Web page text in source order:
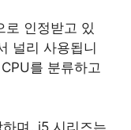
로 인정받고 있
널리 사용됩니
를 분류하고